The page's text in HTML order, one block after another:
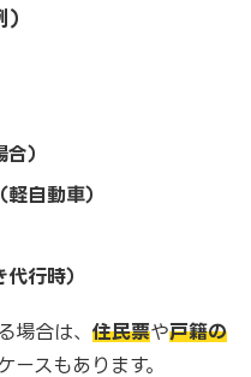
）
自動車）
行時）
場合は、住民票や戸籍の
ースもあります。